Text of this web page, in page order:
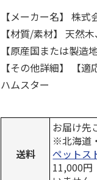
【メーカー名】 株式
【材質/素材】 天然
【原産国または製造
【その他詳細】 【適
ハムスター
送料
お届け先
※北海道
ペットス
11,000円